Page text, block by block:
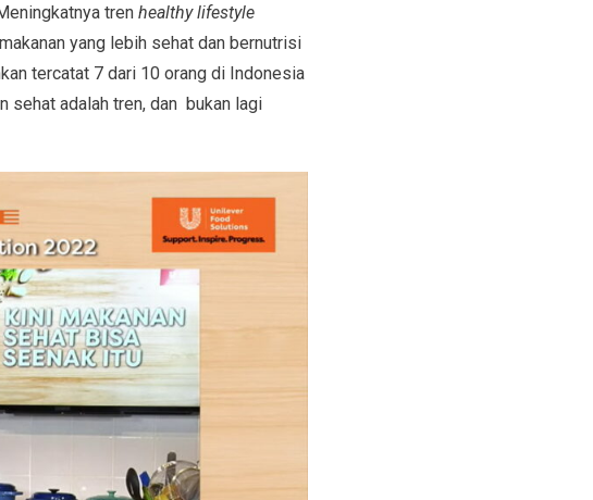
tren healthy lifestyle
yang lebih sehat dan bernutrisi
tercatat 7 dari 10 orang di Indonesia
sehat adalah tren, dan bukan lagi